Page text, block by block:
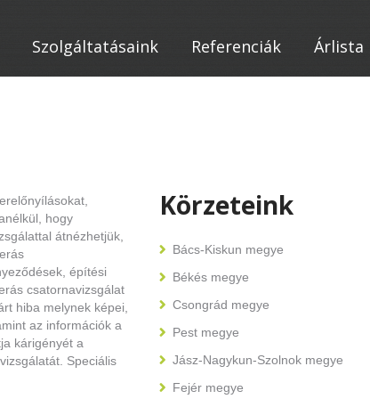
Szolgáltatásaink Referenciák Árlista
hogy
átnézhetjük,
építési
csatornavizsgálat
hiba melynek képei,
az információk a
kárigényét a
Speciális
Körzeteink
Bács-Kiskun megye
Békés megye
Csongrád megye
Pest megye
Jász-Nagykun-Szolnok megye
Fejér megye